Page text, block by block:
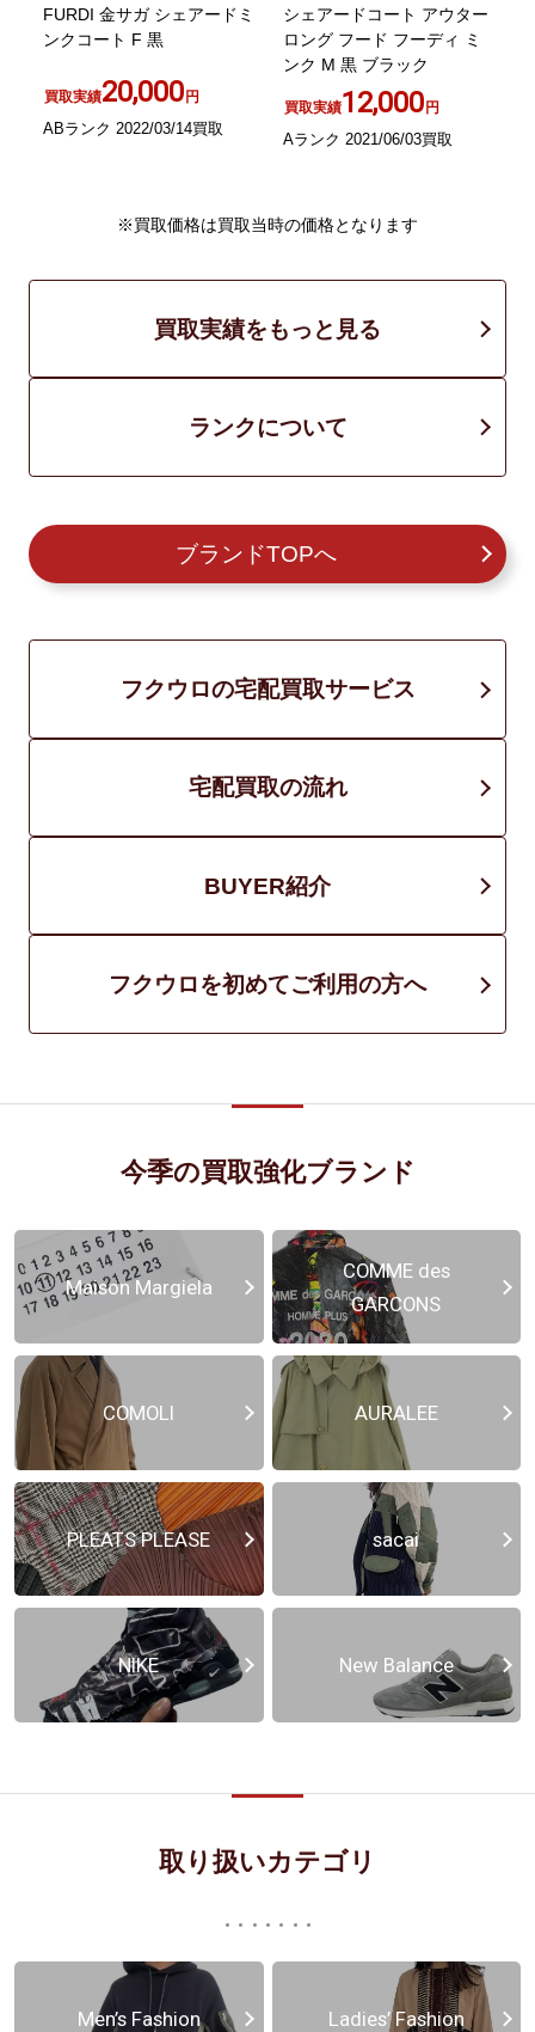
FURDI 金サガ シェアードミ
ンクコート F 黒
買取実績20,000円
ABランク 2022/03/14買取
シェアードコート アウター
ロング フード フーディ ミ
ンク M 黒 ブラック
買取実績12,000円
Aランク 2021/06/03買取
※買取価格は買取当時の価格となります
買取実績をもっと見る
ランクについて
ブランドTOPへ
フクウロの宅配買取サービス
宅配買取の流れ
BUYER紹介
フクウロを初めてご利用の方へ
今季の買取強化ブランド
Maison Margiela
COMME des
GARCONS
COMOLI AURALEE
PLEATS PLEASE sacai
NIKE New Balance
取り扱いカテゴリ
Men’s Fashion Ladies’ Fashion